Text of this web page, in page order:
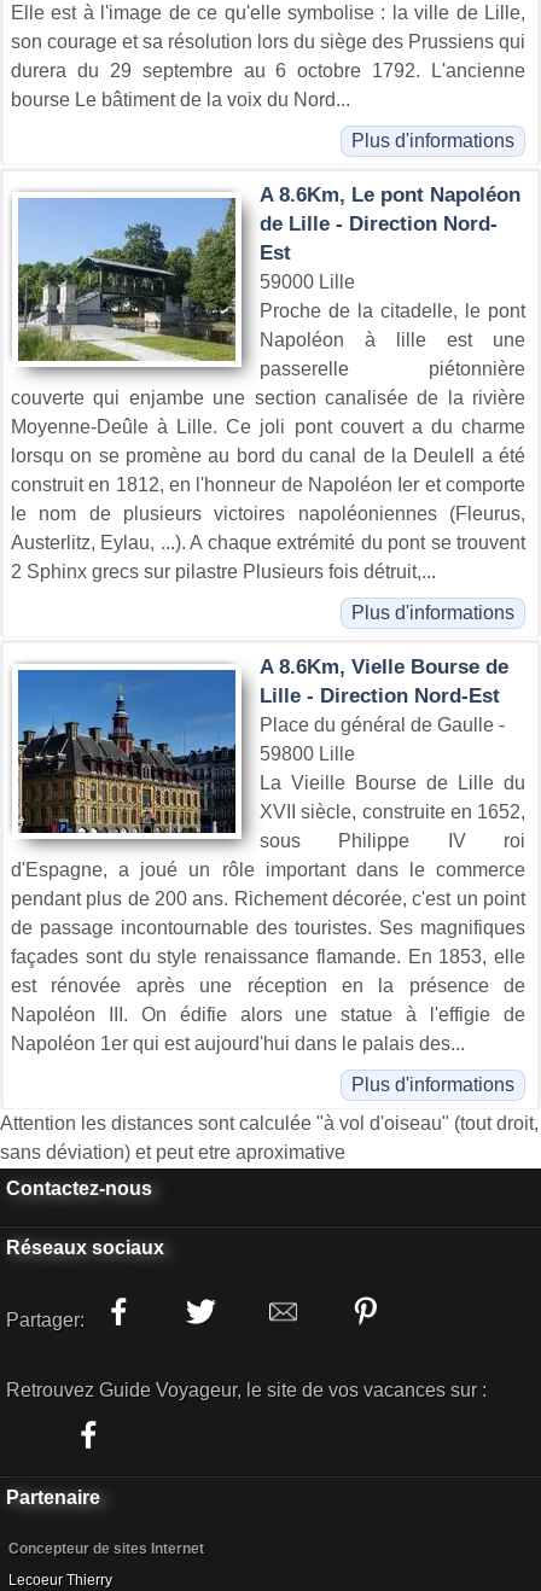
Elle est à l'image de ce qu'elle symbolise : la ville de Lille,
son courage et sa résolution lors du siège des Prussiens qui
durera du 29 septembre au 6 octobre 1792. L'ancienne
bourse Le bâtiment de la voix du Nord...
Plus d'informations
A 8.6Km, Le pont Napoléon
de Lille - Direction Nord-
Est
59000 Lille
Proche de la citadelle, le pont
Napoléon à lille est une
passerelle piétonnière
couverte qui enjambe une section canalisée de la rivière
Moyenne-Deûle à Lille. Ce joli pont couvert a du charme
lorsqu on se promène au bord du canal de la DeuleIl a été
construit en 1812, en l'honneur de Napoléon Ier et comporte
le nom de plusieurs victoires napoléoniennes (Fleurus,
Austerlitz, Eylau, ...). A chaque extrémité du pont se trouvent
2 Sphinx grecs sur pilastre Plusieurs fois détruit,...
Plus d'informations
A 8.6Km, Vielle Bourse de
Lille - Direction Nord-Est
Place du général de Gaulle -
59800 Lille
La Vieille Bourse de Lille du
XVII siècle, construite en 1652,
sous Philippe IV roi
d'Espagne, a joué un rôle important dans le commerce
pendant plus de 200 ans. Richement décorée, c'est un point
de passage incontournable des touristes. Ses magnifiques
façades sont du style renaissance flamande. En 1853, elle
est rénovée après une réception en la présence de
Napoléon III. On édifie alors une statue à l'effigie de
Napoléon 1er qui est aujourd'hui dans le palais des...
Plus d'informations
Attention les distances sont calculée "à vol d'oiseau" (tout droit,
sans déviation) et peut etre aproximative
Contactez-nous
Réseaux sociaux
Partager:
Retrouvez Guide Voyageur, le site de vos vacances sur :
Partenaire
Concepteur de sites Internet
Lecoeur Thierry